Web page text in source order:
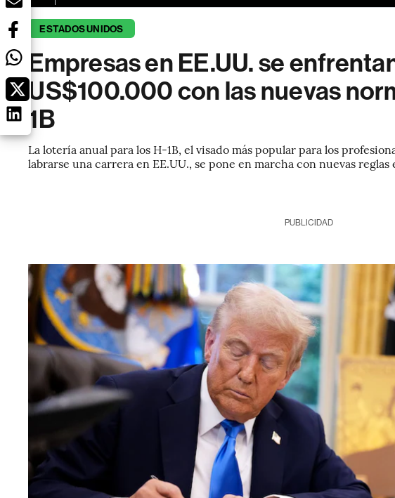
ESTADOS UNIDOS
Empresas en EE.UU. se
US$100.000 con las nuevas
1B
La lotería anual para los H-1B, el visado más popular para los
labrarse una carrera en EE.UU., se pone en marcha con nuevas reglas
PUBLICIDAD